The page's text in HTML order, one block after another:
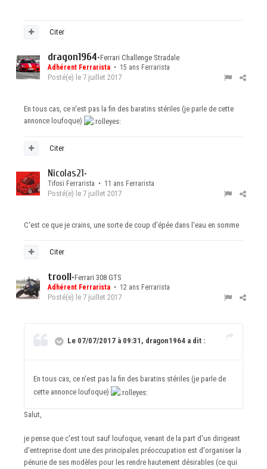
Citer
dragon1964•Ferrari Challenge Stradale
Adhérent Ferrarista • 15 ans Ferrarista
Posté(e) le 7 juillet 2017
En tous cas, ce n'est pas la fin des baratins stériles (je parle de cette
annonce loufoque)
Citer
Nicolas21•
Tifosi Ferrarista • 11 ans Ferrarista
Posté(e) le 7 juillet 2017
C'est ce que je crains, une sorte de coup d'épée dans l'eau en somme
Citer
trooll•Ferrari 308 GTS
Adhérent Ferrarista • 12 ans Ferrarista
Posté(e) le 7 juillet 2017
Le 07/07/2017 à 09:31, dragon1964 a dit :
En tous cas, ce n'est pas la fin des baratins stériles (je parle de
cette annonce loufoque)
Salut,
je pense que c'est tout sauf loufoque, venant de la part d'un dirigeant
d'entreprise dont une des principales préoccupation est d'organiser la
pénurie de ses modèles pour les rendre hautement désirables (ce qui